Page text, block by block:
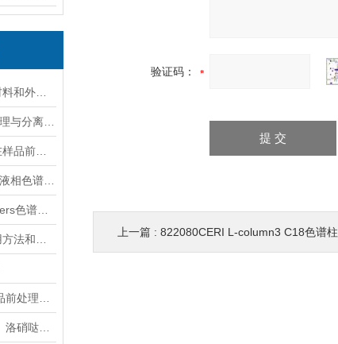
验证码：
上一篇 : 822080CERI L-column3 C18色谱柱